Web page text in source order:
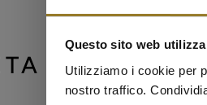
Questo sito web
Utilizziamo i cookie per
nostro traffico.
EL LOOK